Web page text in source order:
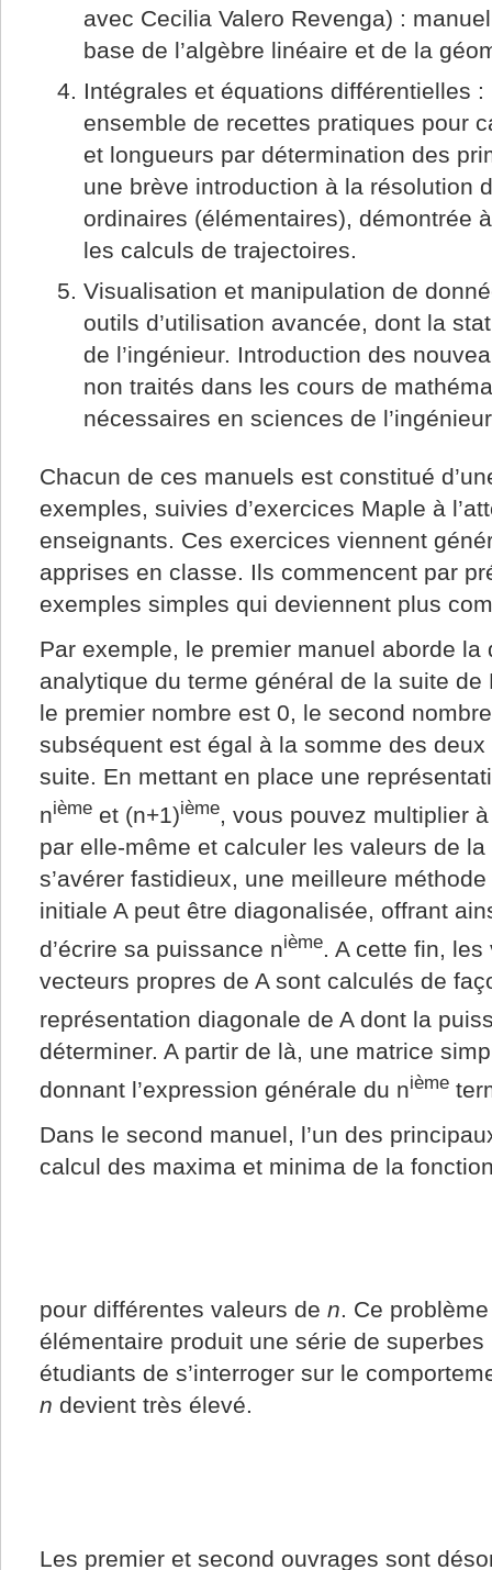
avec Cecilia Valero Revenga) :
base de l’algèbre linéaire et de la
Intégrales et équations différentielles
ensemble de recettes pratiques pour
et longueurs par détermination des
une brève introduction à la résolution
ordinaires (élémentaires), démontrée
les calculs de trajectoires.
Visualisation et manipulation de
outils d’utilisation avancée, dont la
de l’ingénieur. Introduction des
non traités dans les cours de
nécessaires en sciences de
Chacun de ces manuels est constitué
exemples, suivies d’exercices Maple à
enseignants. Ces exercices viennent
apprises en classe. Ils commencent par
exemples simples qui deviennent plus
Par exemple, le premier manuel aborde
analytique du terme général de la suite
le premier nombre est 0, le second
subséquent est égal à la somme des
suite. En mettant en place une
nième et (n+1)ième, vous pouvez multiplier
par elle-même et calculer les valeurs de
s’avérer fastidieux, une meilleure
initiale A peut être diagonalisée, offrant
d’écrire sa puissance nième. A cette fin,
vecteurs propres de A sont calculés de
représentation diagonale de A dont la
déterminer. A partir de là, une matrice
donnant l’expression générale du nième
Dans le second manuel, l’un des
calcul des maxima et minima de la
pour différentes valeurs de n . Ce
élémentaire produit une série de
étudiants de s’interroger sur le
n devient très élevé.
Les premier et second ouvrages sont